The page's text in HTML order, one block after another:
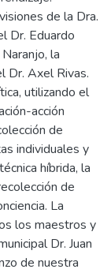
de la Dra.
Dr. Eduardo
la
Dr. Axel Rivas.
utilizando el
acción
de
individuales y
híbrida, la
de
La
los maestros y
Dr. Juan
de nuestra